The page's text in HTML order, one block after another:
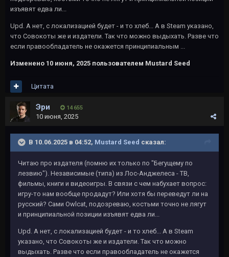
изъявят едва ли...
Upd. А нет, с локализацией будет - и то хлеб... А в Steam указано,
что Совокоты же и издатели. Так что можно выдыхать. Разве что
если правообладатель не окажется принципиальным ...
Изменено 10 июня, 2025 пользователем Mustard Seed
Цитата
Эри 14 655
10 июня, 2025
В 10.06.2025 в 04:52, Mustard Seed сказал:
Читаю про издателя (помню их только по "Бегущему по
лезвию"). Независимые (типа) из Лос-Анджелеса - ТВ,
фильмы, книги и видеоигры. В связи с чем набухает вопрос:
игру-то нам вообще продадут? Или хотя бы переведут ли на
русский? Сами Owlcat, подозреваю, костьми точно не лягут
и принципиальной позиции изъявят едва ли...
Upd. А нет, с локализацией будет - и то хлеб... А в Steam
указано, что Совокоты же и издатели. Так что можно
выдыхать. Разве что если правообладатель не окажется